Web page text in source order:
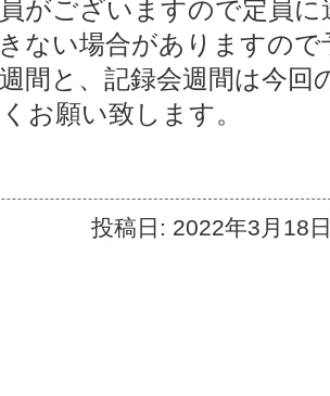
がございますので定員
ない場合がありますの
間と、記録会週間は今回
お願い致します。
投稿日: 2022年3月18